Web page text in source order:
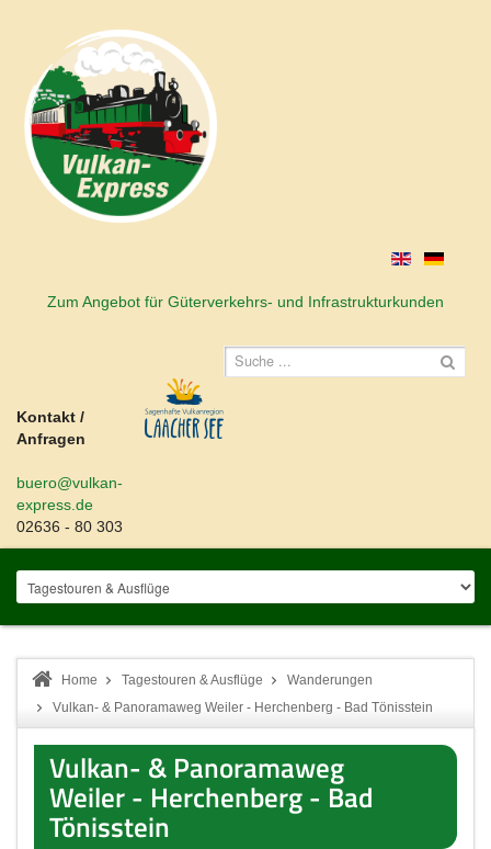
Zum Angebot für Güterverkehrs- und Infrastrukturkunden
Kontakt /
Anfragen
buero@vulkan-
express.de
02636 - 80 303
Home Tagestouren & Ausflüge
Wanderungen
Vulkan- & Panoramaweg Weiler - Herchenberg - Bad Tönisstein
Vulkan- & Panoramaweg
Weiler - Herchenberg - Bad
Tönisstein